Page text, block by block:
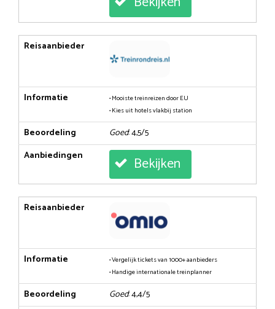
Reisaanbieder
Informatie
• Mooiste treinreizen door EU
• Kies uit hotels vlakbij station
Beoordeling Goed: 4,5/5
Aanbiedingen
Bekijken
Reisaanbieder
Informatie
• Vergelijk tickets van 1000+ aanbieders
• Handige internationale treinplanner
Beoordeling Goed: 4,4/5